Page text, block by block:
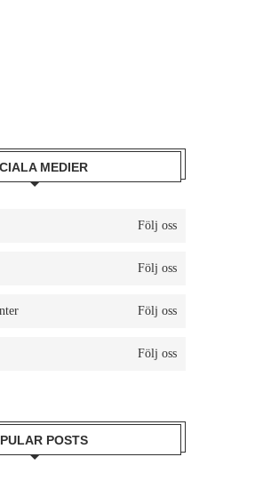
MEDIER
Följ oss
Följ oss
Följ oss
Följ oss
POSTS